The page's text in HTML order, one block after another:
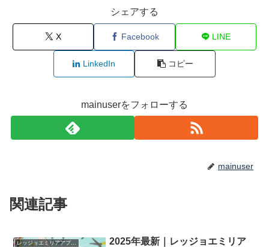
シェアする
X Facebook LINE
LinkedIn コピー
mainuserをフォローする
mainuser
関連記事
レッジョエミリアアプローチ
2025年最新｜レッジョエミリア